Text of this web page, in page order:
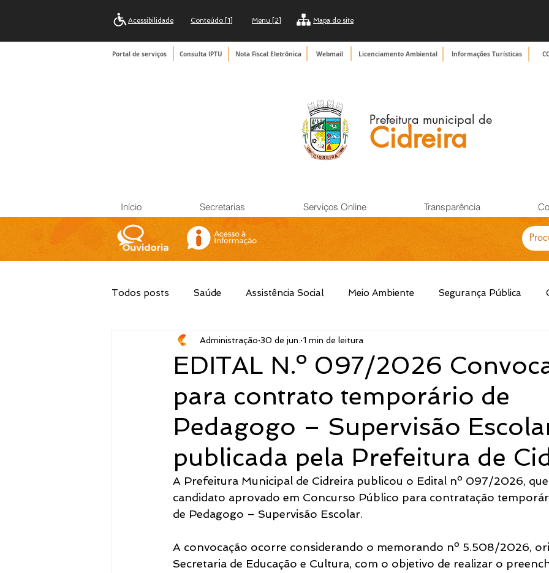
Acessibilidade Conteúdo [1] Menu [2] Mapa do site
Portal de serviços Consulta IPTU Nota Fiscal Eletrônica Webmail Licenciamento Ambiental Informações Turísticas
Prefeitura municipal de
Cidreira
Início Secretarias Serviços Online Transparência
Todos posts Saúde Assistência Social Meio Ambiente Segurança Pública
Secretaria de Obras IPTU Educação
Procuradoria Jurídica Corsan Nota Secretaria da Fazenda Procuradoria
Secretaria do Turismo e Desporto de
Concurso Público Brigada Militar Assistência Social, Cidadania
EDITAL N.º 097/2026
para contrato temporário de
Pedagogo – Supervisão
publicada pela Prefeitura de
Administração 30 de jun. 1 min de leitura
A Prefeitura Municipal de Cidreira publicou o Edital nº 097/2026,
candidato aprovado em Concurso Público para contratação
de Pedagogo – Supervisão Escolar.
A convocação ocorre considerando o memorando nº 5.508/2026,
Secretaria de Educação e Cultura, com o objetivo de realizar o